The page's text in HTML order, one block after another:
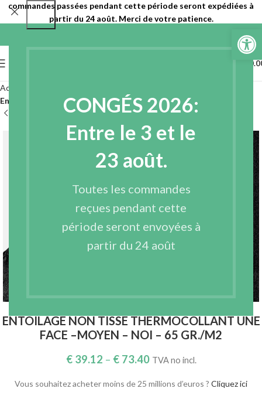
CONGÉS 2026:
Entre le 3 et le
23 août.
Toutes les commandes
reçues pendant cette
période seront envoyées à
partir du 24 août
Ouvrir
Accueil
Entoilages non tissés thermocollant 1 face ou double face
ENTOILAGE NON TISSÉ THERMOCOLLANT UNE
FACE –MOYEN – NOI – 65 GR./M2
€39.12 – €73.40 TVA no incl.
Vous souhaitez acheter moins de 25 millions d’euros ? Cliquez ici
commandes passées pendant cette période seront expédiées à
partir du 24 août. Merci de votre patience.